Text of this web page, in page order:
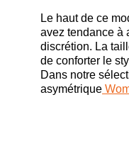
Le haut de ce
avez tendance à
discrétion. La
de conforter le
Dans notre
asymétrique